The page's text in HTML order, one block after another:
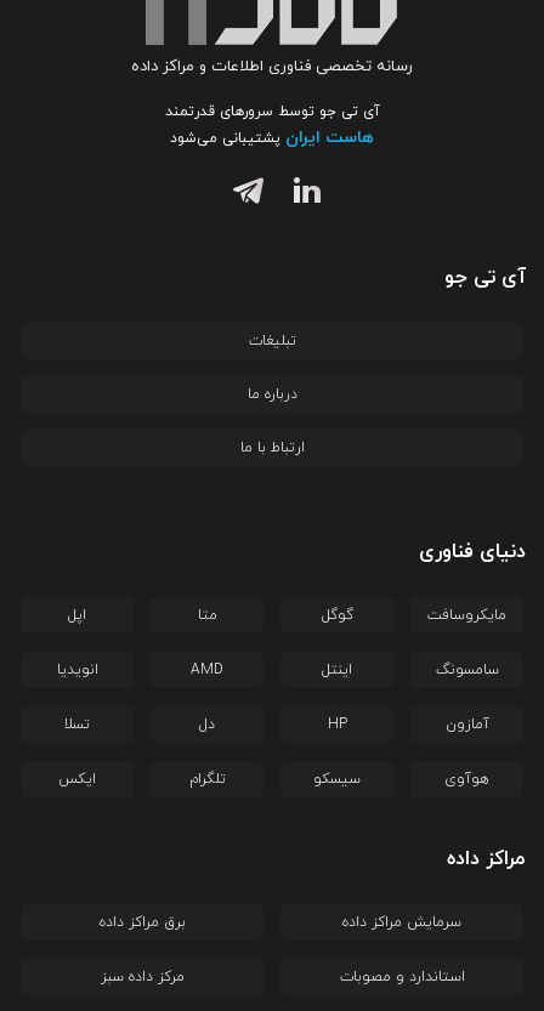
رسانه تخصصی فناوری اطلاعات و مراکز داده
آی تی جو توسط سرورهای قدرتمند
هاست ایران پشتیبانی می‌شود
آی تی جو
تبلیغات
درباره ما
ارتباط با ما
دنیای فناوری
مایکروسافت گوگل متا اپل
سامسونگ اینتل AMD انویدیا
آمازون HP دل تسلا
هوآوی سیسکو تلگرام ایکس
مراکز داده
سرمایش مراکز داده برق مراکز داده
استاندارد و مصوبات مرکز داده سبز